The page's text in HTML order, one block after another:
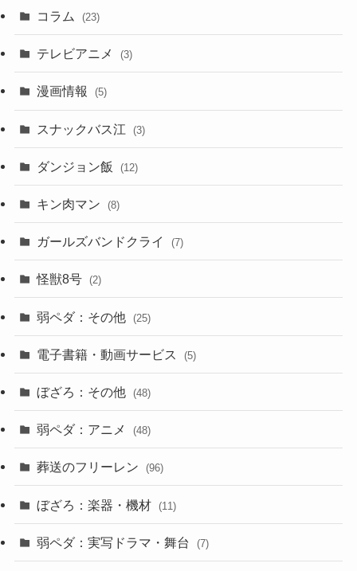
コラム (23)
テレビアニメ (3)
漫画情報 (5)
スナックバス江 (3)
ダンジョン飯 (12)
キン肉マン (8)
ガールズバンドクライ (7)
怪獣8号 (2)
弱ペダ：その他 (25)
電子書籍・動画サービス (5)
ぼざろ：その他 (48)
弱ペダ：アニメ (48)
葬送のフリーレン (96)
ぼざろ：楽器・機材 (11)
弱ペダ：実写ドラマ・舞台 (7)